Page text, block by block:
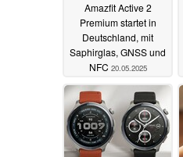
Amazfit Active 2
Premium startet in
Deutschland, mit
Saphirglas, GNSS und
NFC 20.05.2025